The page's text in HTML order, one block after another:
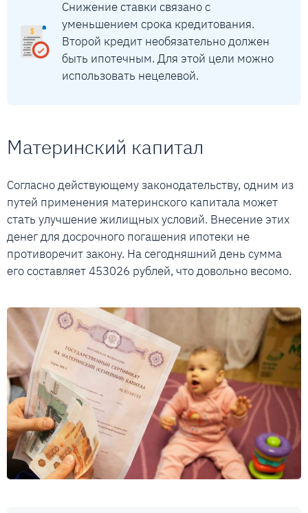
Снижение ставки связано с
уменьшением срока кредитования.
Второй кредит необязательно должен
быть ипотечным. Для этой цели можно
использовать нецелевой.
Материнский капитал
Согласно действующему законодательству, одним из
путей применения материнского капитала может
стать улучшение жилищных условий. Внесение этих
денег для досрочного погашения ипотеки не
противоречит закону. На сегодняшний день сумма
его составляет 453026 рублей, что довольно весомо.